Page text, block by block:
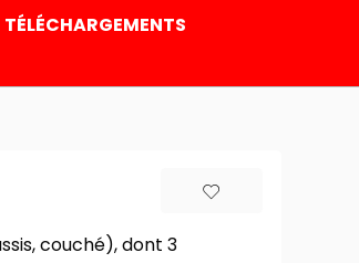
TÉLÉCHARGEMENTS
couché), dont 3